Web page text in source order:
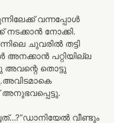
വന്നപ്പോൾ
നടക്കാൻ നോക്കി.
ചുവരിൽ തട്ടി
പറ്റിയില്ല
അവന്റെ തൊട്ടു
വീണ്ടും